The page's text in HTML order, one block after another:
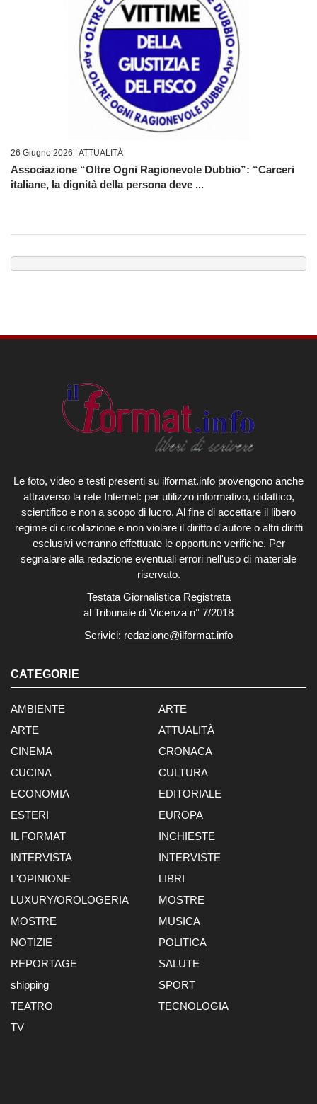
26 Giugno 2026 | ATTUALITÀ
Associazione “Oltre Ogni Ragionevole Dubbio”: “Carceri
italiane, la dignità della persona deve ...
Le foto, video e testi presenti su ilformat.info provengono anche
attraverso la rete Internet: per utilizzo informativo, didattico,
scientifico e non a scopo di lucro. Al fine di accettare il libero
regime di circolazione e non violare il diritto d'autore o altri diritti
esclusivi verranno effettuate le opportune verifiche. Per
segnalare alla redazione eventuali errori nell'uso di materiale
riservato.
Testata Giornalistica Registrata
al Tribunale di Vicenza n° 7/2018
Scrivici: redazione@ilformat.info
CATEGORIE
AMBIENTE
ARTE
ARTE
ATTUALITÀ
CINEMA
CRONACA
CUCINA
CULTURA
ECONOMIA
EDITORIALE
ESTERI
EUROPA
IL FORMAT
INCHIESTE
INTERVISTA
INTERVISTE
L'OPINIONE
LIBRI
LUXURY/OROLOGERIA
MOSTRE
MOSTRE
MUSICA
NOTIZIE
POLITICA
REPORTAGE
SALUTE
shipping
SPORT
TEATRO
TECNOLOGIA
TV